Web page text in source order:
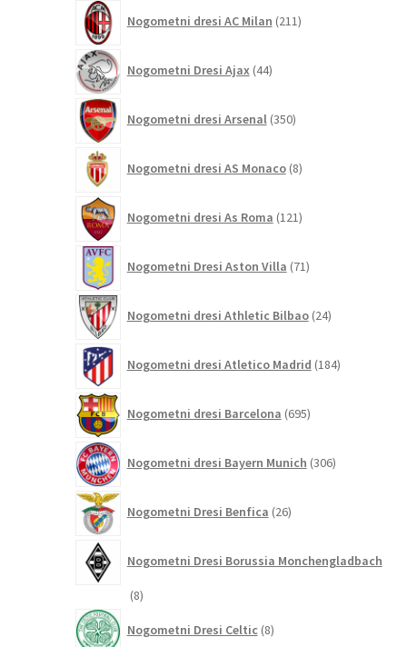
Nogometni dresi AC Milan 211izdelkov
Nogometni Dresi Ajax 44izdelkov
Nogometni dresi Arsenal 350izdelkov
Nogometni dresi AS Monaco 8izdelkov
Nogometni dresi As Roma 121izdelkov
Nogometni Dresi Aston Villa 71izdelkov
Nogometni dresi Athletic Bilbao 24izdelkov
Nogometni dresi Atletico Madrid 184izdelkov
Nogometni dresi Barcelona 695izdelkov
Nogometni dresi Bayern Munich 306izdelkov
Nogometni Dresi Benfica 26izdelkov
Nogometni Dresi Borussia Monchengladbach
88
Nogometni Dresi Celtic 8izdelkov